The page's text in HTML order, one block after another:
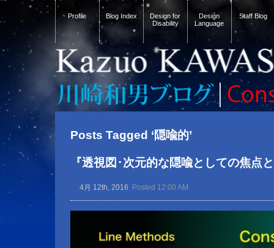
Profile Blog Index
Design for
Disability
Design
Language
Staff Blog
Posts Tagged ‘隠喩的’
『透視図･次元的な隠喩としての焦点
4月 12th, 2016 Posted 12:00 AM